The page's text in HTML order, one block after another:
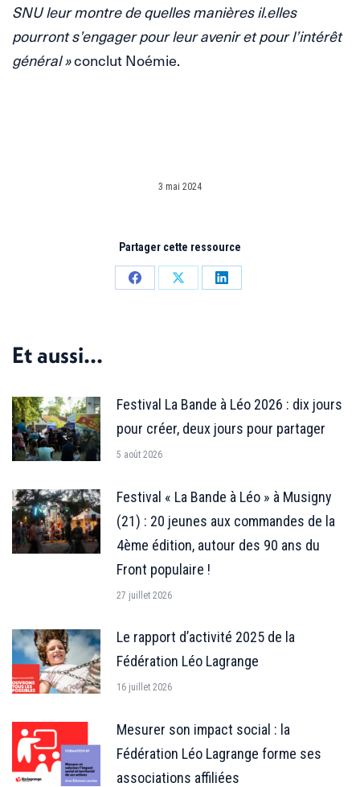
SNU leur montre de quelles manières il.elles
pourront s’engager pour leur avenir et pour l’intérêt
général »conclut Noémie.
3 mai 2024
Partager cette ressource
PartagerPartagerPartager
Et aussi...
Festival La Bande à Léo 2026 : dix jours
pour créer, deux jours pour partager
5 août 2026
Festival « La Bande à Léo » à Musigny
(21) : 20 jeunes aux commandes de la
4ème édition, autour des 90 ans du
Front populaire !
27 juillet 2026
Le rapport d’activité 2025 de la
Fédération Léo Lagrange
16 juillet 2026
Mesurer son impact social : la
Fédération Léo Lagrange forme ses
associations affiliées